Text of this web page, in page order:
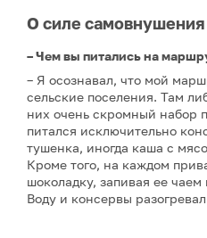
О силе самовнушения
– Чем вы питались на
– Я осознавал, что мой
сельские поселения. Там
них очень скромный набор
питался исключительно
тушенка, иногда каша с
Кроме того, на каждом
шоколадку, запивая ее
Воду и консервы